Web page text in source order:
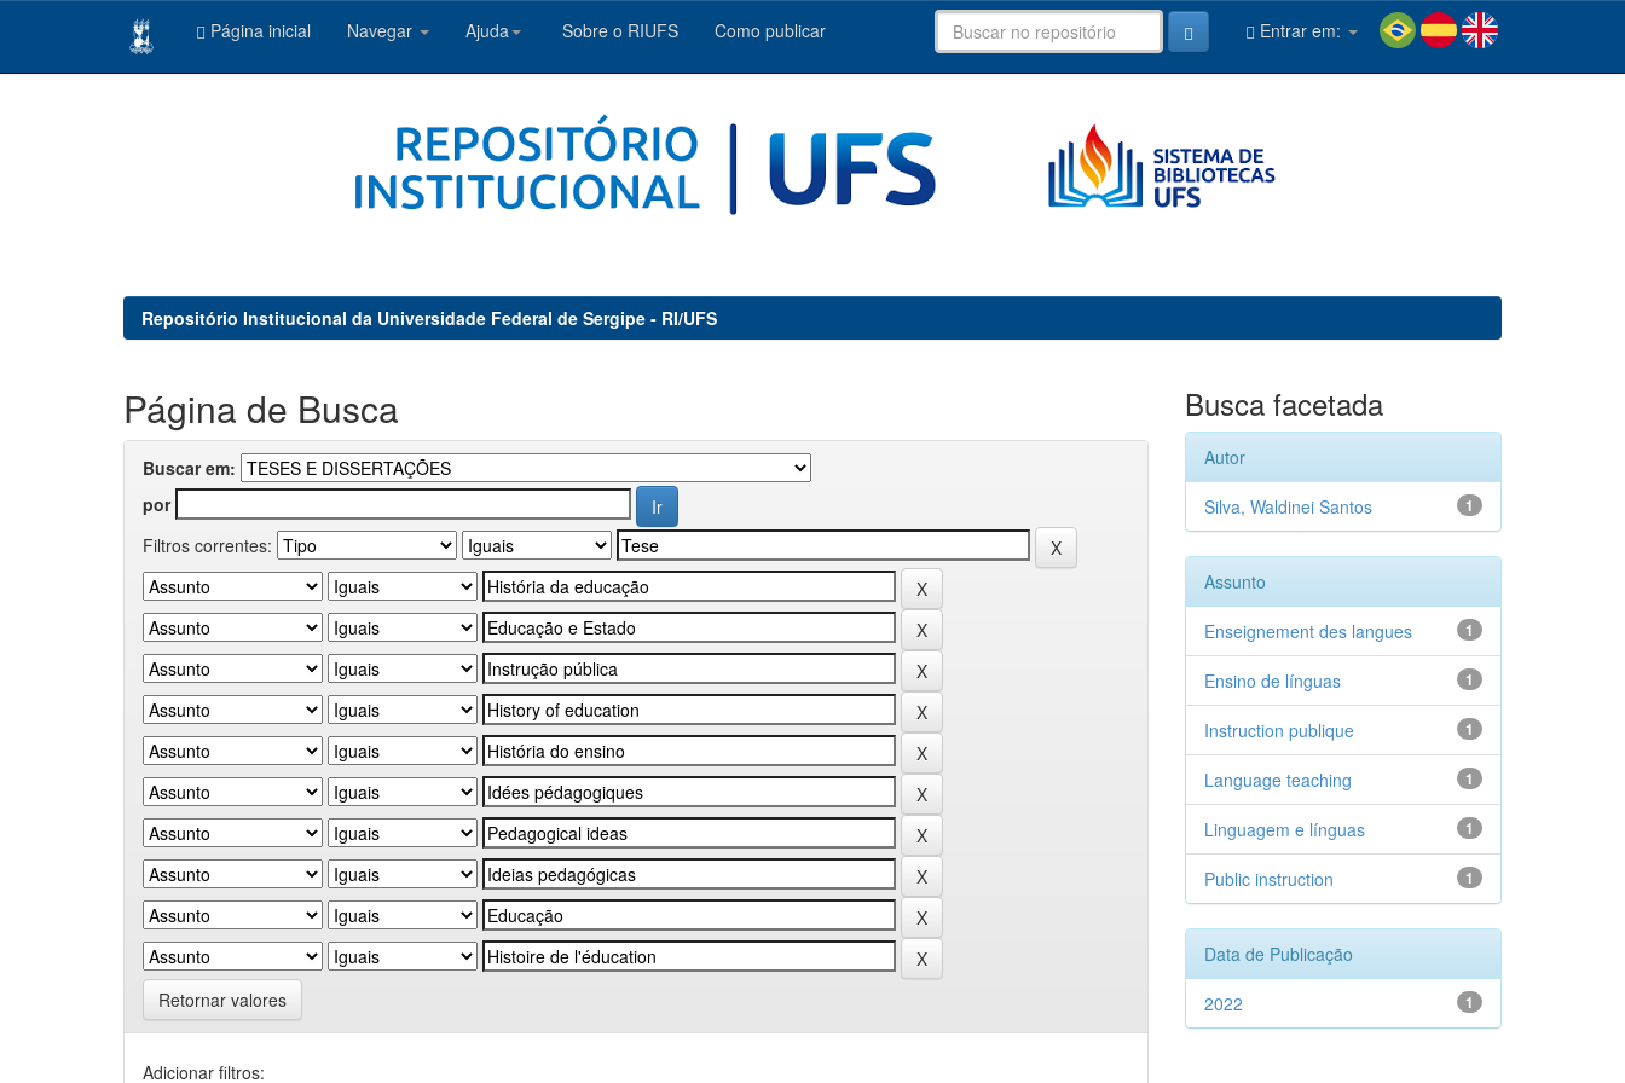
Página inicial Navegar Ajuda Sobre o RIUFS Como publicar Entrar em:
Repositório Institucional da Universidade Federal de Sergipe - RI/UFS
Página de Busca
Buscar em:
por
Filtros correntes:
Retornar valores
Adicionar filtros:
Busca facetada
Autor
1
Silva, Waldinei Santos
Assunto
1
Enseignement des langues
1
Ensino de línguas
1
Instruction publique
1
Language teaching
1
Linguagem e línguas
1
Public instruction
Data de Publicação
1
2022